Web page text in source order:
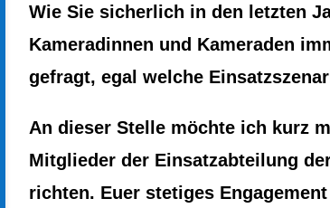
Wie Sie sicherlich in den letzten
Kameradinnen und Kameraden
gefragt, egal welche
An dieser Stelle möchte ich kurz
Mitglieder der Einsatzabteilung
richten. Euer stetiges